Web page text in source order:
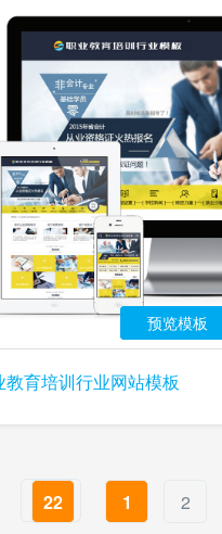
预览模板
教育培训行业网站模板
22 1 2